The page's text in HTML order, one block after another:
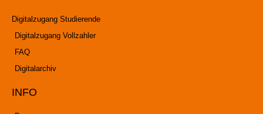
Digitalzugang Studierende
Digitalzugang Vollzahler
FAQ
Digitalarchiv
INFO